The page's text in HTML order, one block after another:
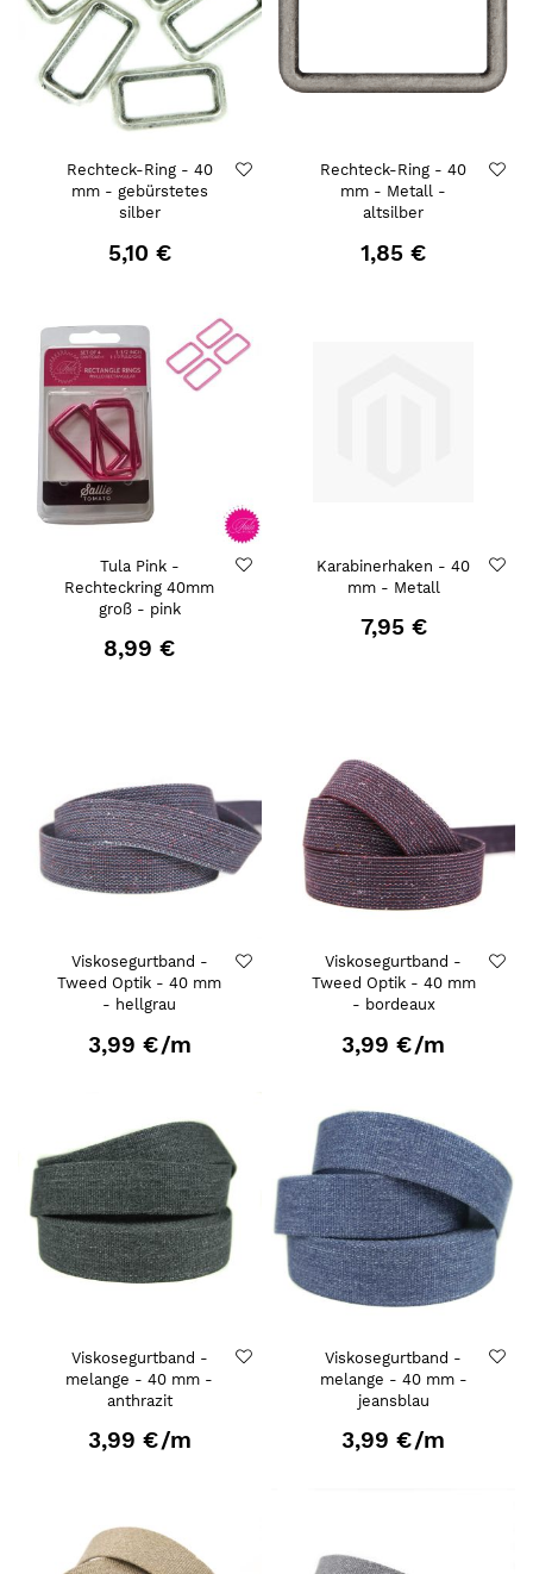
Rechteck-Ring - 40
mm - gebürstetes
silber
5,10 €
Rechteck-Ring - 40
mm - Metall -
altsilber
1,85 €
Tula Pink -
Rechteckring 40mm
groß - pink
8,99 €
Karabinerhaken - 40
mm - Metall
7,95 €
Viskosegurtband -
Tweed Optik - 40 mm
- hellgrau
3,99 €/m
Viskosegurtband -
Tweed Optik - 40 mm
- bordeaux
3,99 €/m
Viskosegurtband -
melange - 40 mm -
anthrazit
3,99 €/m
Viskosegurtband -
melange - 40 mm -
jeansblau
3,99 €/m